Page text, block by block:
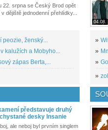
22. srpna se Český Brod opět
dějiště jednodenní přehlídky...
peozie, ženský...
kalužích a Mobyho...
zápas Berta,...
04.08.
»
»
»
»
představuje druhý
desky Insanie
ale neboj byl prvním singlem